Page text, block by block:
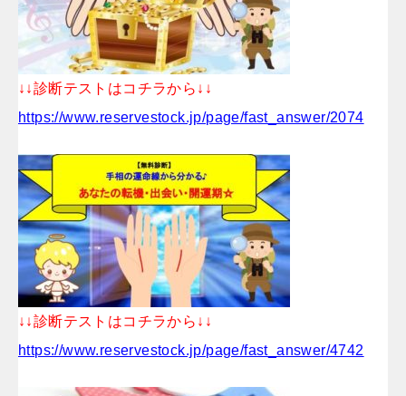
↓↓診断テストはコチラから↓↓
https://www.reservestock.jp/page/fast_answer/2074
↓↓診断テストはコチラから↓↓
https://www.reservestock.jp/page/fast_answer/4742